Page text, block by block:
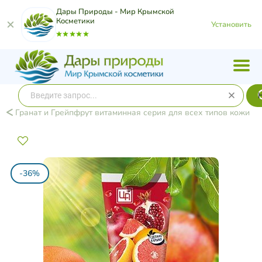
Дары Природы - Мир Крымской
Косметики
Установить
Гранат и Грейпфрут витаминная серия для всех типов кожи
-36%